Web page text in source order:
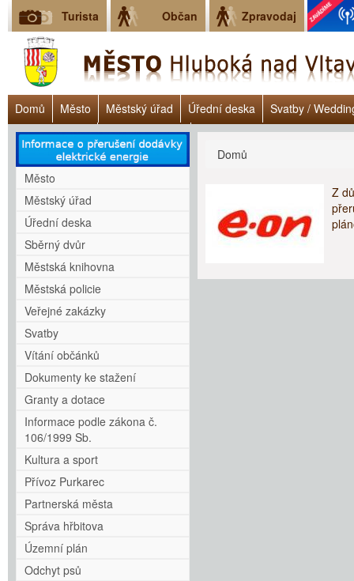
Turista Občan Zpravodaj
Domů Město Městský úřad Úřední deska
Svatby /
Úřad práce ČR
Lokalita Janoch Dluhové poradenství - Clověk
Město
Městský úřad
Úřední deska
Sběrný dvůr
Městská knihovna
Městská policie
Veřejné zakázky
Svatby
Vítání občánků
Dokumenty ke stažení
Granty a dotace
Informace podle zákona č.
106/1999 Sb.
Kultura a sport
Přívoz Purkarec
Partnerská města
Správa hřbitova
Územní plán
Odchyt psů
Jste zde
Domů
Z